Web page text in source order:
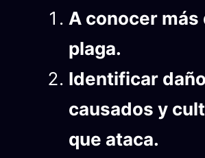
A conocer más
plaga.
Identificar
causados y
que ataca.